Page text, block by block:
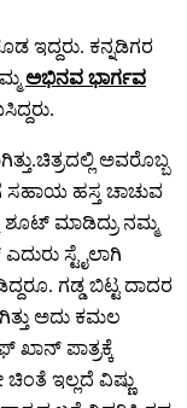
ಇದ್ದರು. ಕನ್ನಡಿಗರ
ಅಭಿನವ ಭಾರ್ಗವ
ಅವರೊಬ್ಬ
ಸಹಾಯ ಹಸ್ತ ಚಾಚುವ
ಶೂಟ್ ಮಾಡಿದ್ರು ನಮ್ಮ
ಸ್ಟೈಲಾಗಿ
ಗಡ್ಡ ಬಿಟ್ಟ ದಾದರ
ಅದು ಕಮಲ
ಪಾತ್ರಕ್ಕೆ
ಇಲ್ಲದೆ ವಿಷ್ಣು